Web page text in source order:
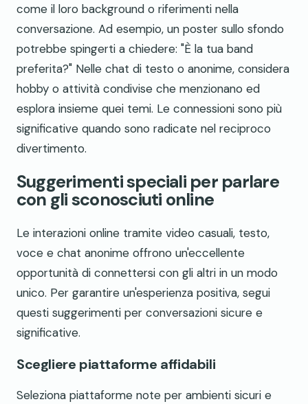
come il loro background o riferimenti nella
conversazione. Ad esempio, un poster sullo sfondo
potrebbe spingerti a chiedere: "È la tua band
preferita?" Nelle chat di testo o anonime, considera
hobby o attività condivise che menzionano ed
esplora insieme quei temi. Le connessioni sono più
significative quando sono radicate nel reciproco
divertimento.
Suggerimenti speciali per parlare
con gli sconosciuti online
Le interazioni online tramite video casuali, testo,
voce e chat anonime offrono un'eccellente
opportunità di connettersi con gli altri in un modo
unico. Per garantire un'esperienza positiva, segui
questi suggerimenti per conversazioni sicure e
significative.
Scegliere piattaforme affidabili
Seleziona piattaforme note per ambienti sicuri e